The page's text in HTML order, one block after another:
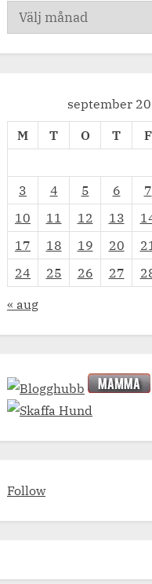
Arkiv
september
M
T O T F
3
4 5 6 7
10
11 12 13
17
18 19 20 21
24
25 26 27
« aug
Follow